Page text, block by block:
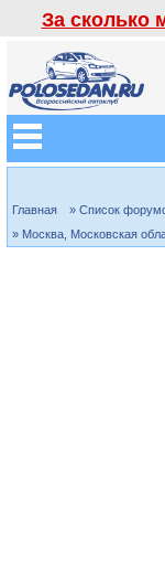
За сколько
Главная » Список
» Москва, Московская